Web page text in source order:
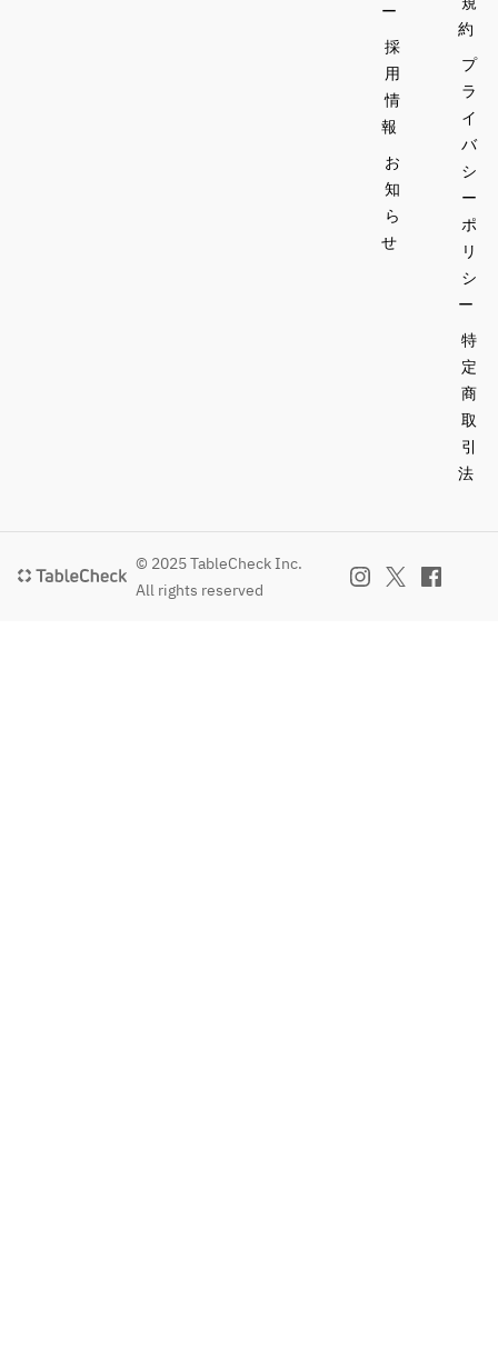
ー
採
用
情
報
お
知
ら
せ
約
プ
ラ
イ
バ
シ
ー
ポ
リ
シ
ー
特
定
商
取
引
法
© 2025 TableCheck Inc.
All rights reserved